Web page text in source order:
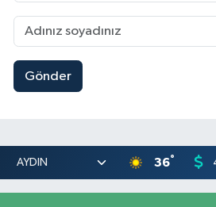
Gönder
36°